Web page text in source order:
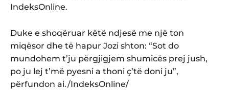
IndeksOnline.
Duke e shoqëruar këtë ndjesë me një ton
miqësor dhe të hapur Jozi shton: “Sot do
mundohem t’ju përgjigjem shumicës prej jush,
po ju lej t’më pyesni a thoni ç’të doni ju”,
përfundon ai./IndeksOnline/